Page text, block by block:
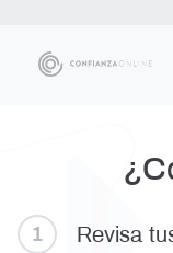
1 Revisa